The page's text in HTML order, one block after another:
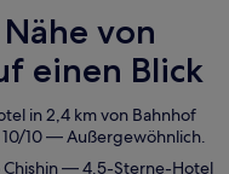
von
einen Blick
in 2,4 km von Bahnhof
10 — Außergewöhnlich.
— 4.5-Sterne-Hotel